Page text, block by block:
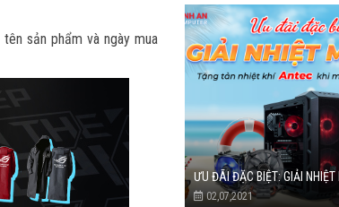
sản phẩm và ngày mua
ƯU ĐÃI ĐẶC BIỆT: GIẢI NHIỆT
02,07,2021